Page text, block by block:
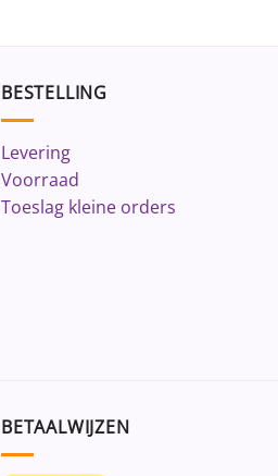
BESTELLING
Levering
Voorraad
Toeslag kleine orders
BETAALWIJZEN